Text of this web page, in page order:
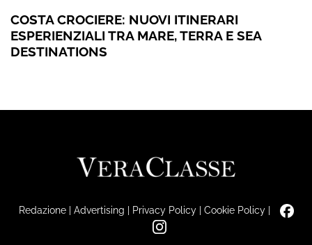
COSTA CROCIERE: NUOVI ITINERARI
ESPERIENZIALI TRA MARE, TERRA E SEA
DESTINATIONS
Redazione| Advertising | Privacy Policy| Cookie Policy|